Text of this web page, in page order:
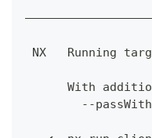
NX   Running
With
--